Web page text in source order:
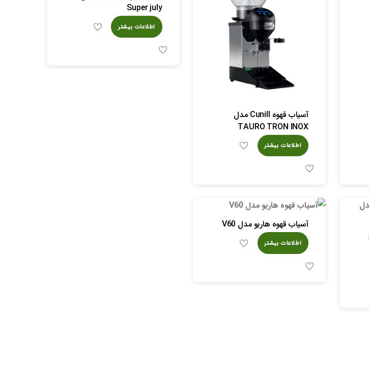
آسیاب قهوه Cunill مدل
TAURO TRON INOX
اطلاعات بیشتر
Super july
اطلاعات بیشتر
آسیاب قهوه هاریو مدل V60
اطلاعات بیشتر